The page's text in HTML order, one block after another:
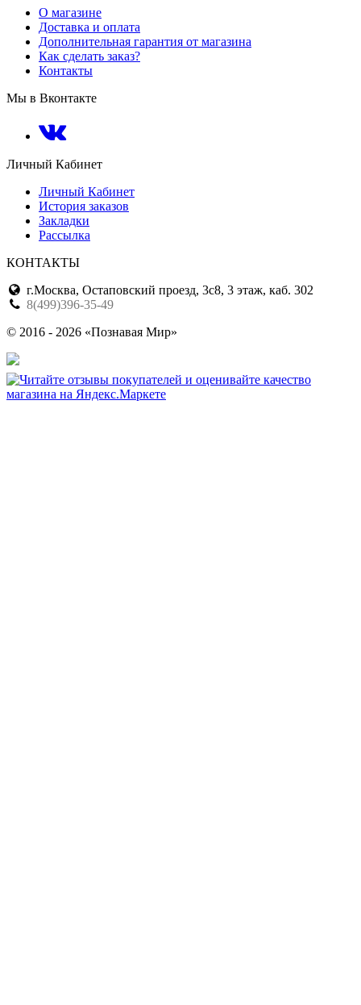
О магазине
Доставка и оплата
Дополнительная гарантия от магазина
Как сделать заказ?
Контакты
Мы в Вконтакте
Личный Кабинет
Личный Кабинет
История заказов
Закладки
Рассылка
КОНТАКТЫ
г.Москва, Остаповский проезд, 3с8, 3 этаж, каб. 302
8(499)396-35-49
© 2016 - 2026 «Познавая Мир»